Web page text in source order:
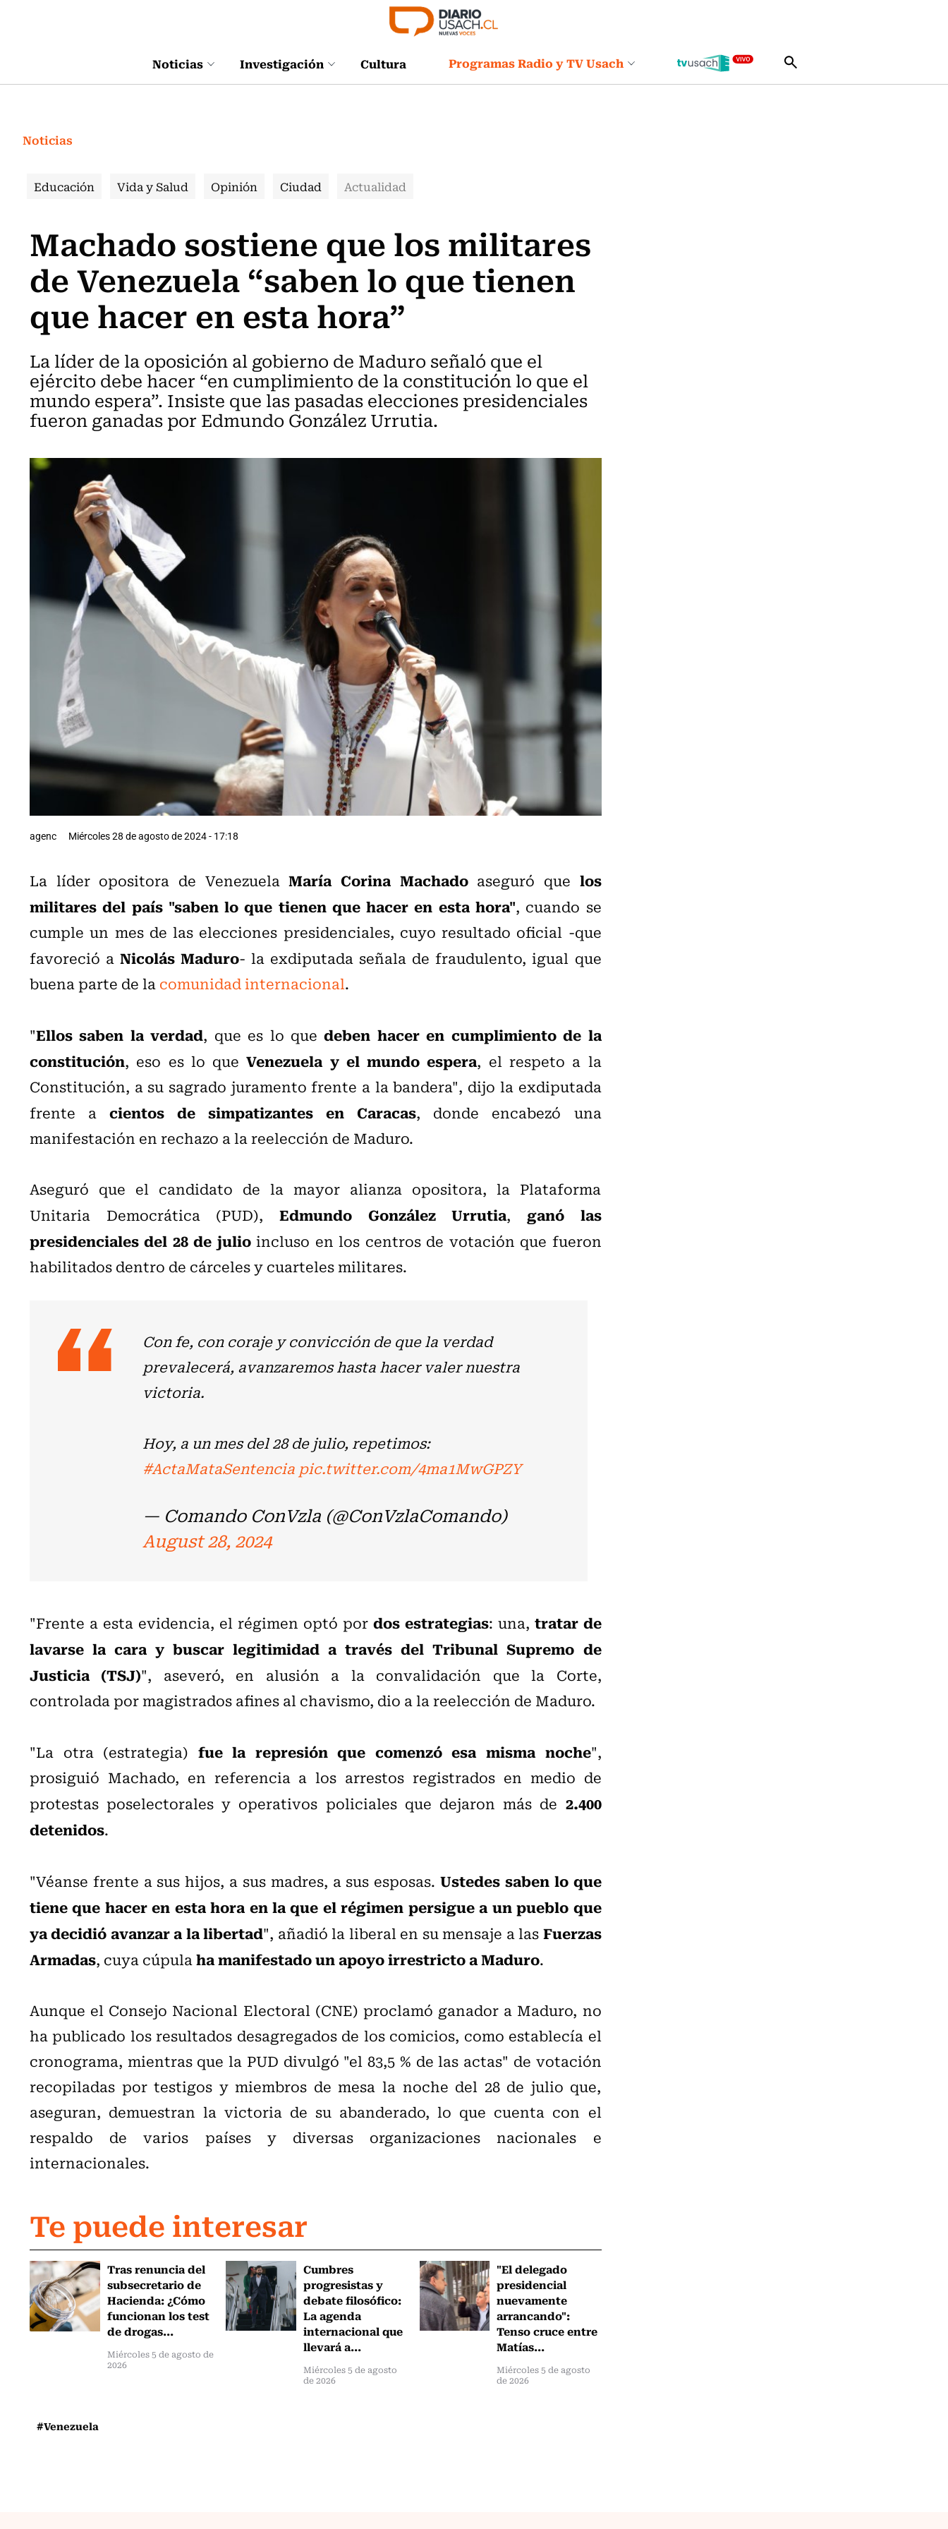
Noticias Investigación Cultura Programas Radio y TV Usach
Noticias
Educación Vida y Salud Opinión Ciudad Actualidad
Machado sostiene que los militares
de Venezuela “saben lo que tienen
que hacer en esta hora”
La líder de la oposición al gobierno de Maduro señaló que el
ejército debe hacer “en cumplimiento de la constitución lo que el
mundo espera”. Insiste que las pasadas elecciones presidenciales
fueron ganadas por Edmundo González Urrutia.
agenc Miércoles 28 de agosto de 2024 - 17:18
La líder opositora de VenezuelaMaría Corina Machadoaseguró que los
militares del país "saben lo que tienen que hacer en esta hora", cuando se
cumple un mes de las elecciones presidenciales, cuyo resultado oficial -que
favoreció aNicolás Maduro- la exdiputada señala de fraudulento, igual que
buena parte de lacomunidad internacional.
"Ellos saben la verdad, que es lo quedeben hacer en cumplimiento de la
constitución, eso es lo queVenezuela y el mundo espera, el respeto a la
Constitución, a su sagrado juramento frente a la bandera", dijo la exdiputada
frente acientos de simpatizantes en Caracas, donde encabezó una
manifestación en rechazo a la reelección de Maduro.
Aseguró que el candidato de la mayor alianza opositora, la Plataforma
Unitaria Democrática (PUD), Edmundo González Urrutia, ganó las
presidenciales del 28 de julioincluso en los centros de votación que fueron
habilitados dentro de cárceles y cuarteles militares.
Con fe, con coraje y convicción de que la verdad
prevalecerá, avanzaremos hasta hacer valer nuestra
victoria.
Hoy, a un mes del 28 de julio, repetimos:
#ActaMataSentencia pic.twitter.com/4ma1MwGPZY
— Comando ConVzla (@ConVzlaComando)
August 28, 2024
"Frente a esta evidencia, el régimen optó por dos estrategias: una, tratar de
lavarse la cara y buscar legitimidad a través del Tribunal Supremo de
Justicia (TSJ)", aseveró, en alusión a la convalidación que la Corte,
controlada por magistrados afines al chavismo, dio a la reelección de Maduro.
"La otra (estrategia) fue la represión que comenzó esa misma noche",
prosiguió Machado, en referencia a los arrestos registrados en medio de
protestas poselectorales y operativos policiales que dejaron más de 2.400
detenidos.
"Véanse frente a sus hijos, a sus madres, a sus esposas.Ustedes saben lo que
tiene que hacer en esta hora en la que el régimen persigue a un pueblo que
ya decidió avanzar a la libertad", añadió la liberal en su mensaje a lasFuerzas
Armadas, cuya cúpulaha manifestado un apoyo irrestricto a Maduro.
Aunque el Consejo Nacional Electoral (CNE) proclamó ganador a Maduro, no
ha publicado los resultados desagregados de los comicios, como establecía el
cronograma, mientras que la PUD divulgó "el 83,5 % de las actas" de votación
recopiladas por testigos y miembros de mesa la noche del 28 de julio que,
aseguran, demuestran la victoria de su abanderado, lo que cuenta con el
respaldo de varios países y diversas organizaciones nacionales e
internacionales.
Te puede interesar
Tras renuncia del
subsecretario de
Hacienda: ¿Cómo
funcionan los test
de drogas...
Miércoles 5 de agosto de
2026
Cumbres
progresistas y
debate filosófico:
La agenda
internacional que
llevará a...
Miércoles 5 de agosto
de 2026
"El delegado
presidencial
nuevamente
arrancando":
Tenso cruce entre
Matías...
Miércoles 5 de agosto
de 2026
#Venezuela